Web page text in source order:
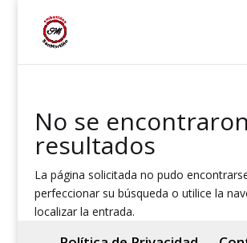
No se encontraron
resultados
La página solicitada no pudo
perfeccionar su búsqueda o utilice la
localizar la entrada.